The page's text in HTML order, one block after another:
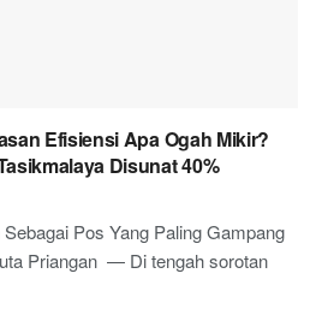
Efisiensi Apa Ogah Mikir?
Disunat 40%
Pos Yang Paling Gampang
Priangan — Di tengah sorotan